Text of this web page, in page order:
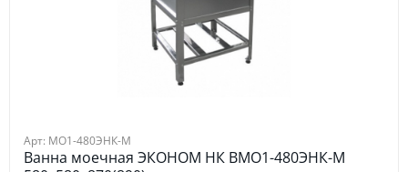
Арт: МО1-480ЭНК-М
Ванна моечная ЭКОНОМ НК ВМО1-480ЭНК-М